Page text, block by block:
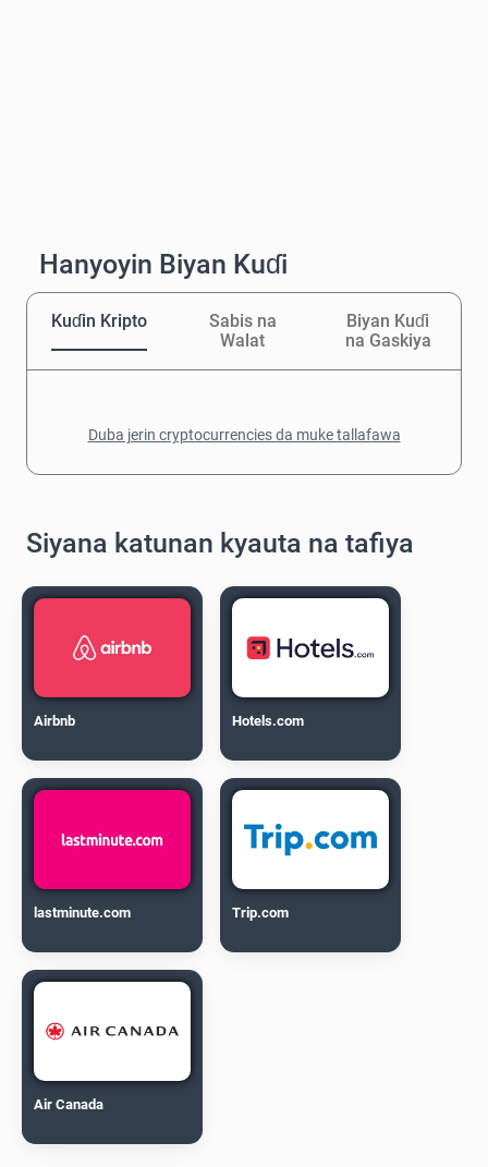
Hanyoyin Biyan Kuɗi
Kuɗin Kripto
Sabis na
Walat
Biyan Kuɗi
na Gaskiya
Duba jerin cryptocurrencies da muke tallafawa
Siyana katunan kyauta na tafiya
Airbnb Hotels.com
lastminute.com Trip.com
Air Canada